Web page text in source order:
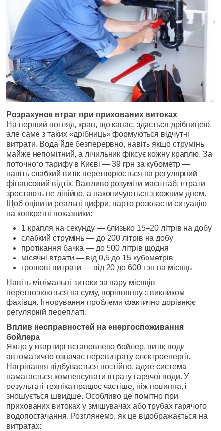
Розрахунок втрат при прихованих витоках
На перший погляд, кран, що капає, здається дрібницею,
але саме з таких «дрібниць» формуються відчутні
витрати. Вода йде безперервно, навіть якщо струмінь
майже непомітний, а лічильник фіксує кожну краплю. За
поточного тарифу в Києві — 39 грн за кубометр —
навіть слабкий витік перетворюється на регулярний
фінансовий відтік. Важливо розуміти масштаб: втрати
зростають не лінійно, а накопичуються з кожним днем.
Щоб оцінити реальні цифри, варто розкласти ситуацію
на конкретні показники:
1 крапля на секунду — близько 15–20 літрів на добу
слабкий струмінь — до 200 літрів на добу
протікання бачка — до 500 літрів щодня
місячні втрати — від 0,5 до 15 кубометрів
грошові витрати — від 20 до 600 грн на місяць
Навіть мінімальні витоки за пару місяців
перетворюються на суму, порівнянну з викликом
фахівця. Ігнорування проблеми фактично дорівнює
регулярній переплаті.
Вплив несправностей на енергоспоживання
бойлера
Якщо у квартирі встановлено бойлер, витік води
автоматично означає перевитрату електроенергії.
Нагрівання відбувається постійно, адже система
намагається компенсувати втрату гарячої води. У
результаті техніка працює частіше, ніж повинна, і
зношується швидше. Особливо це помітно при
прихованих витоках у змішувачах або трубах гарячого
водопостачання. Розглянемо, як це відображається на
витратах: